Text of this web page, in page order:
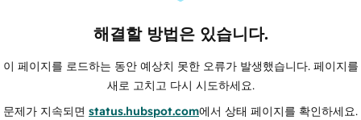
해결할 방법은 있습니다.
이 페이지를 로드하는 동안 예상치 못한 오류가 발생했습니다. 페이지를
새로 고치고 다시 시도하세요.
문제가 지속되면 status.hubspot.com에서 상태 페이지를 확인하세요.